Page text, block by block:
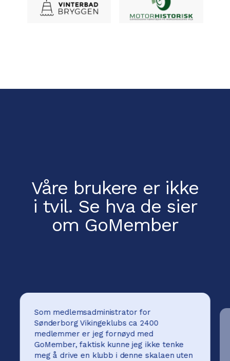
Våre brukere er ikke
i tvil. Se hva de sier
om GoMember
Som medlemsadministrator for
Sønderborg Vikingeklubs ca 2400
medlemmer er jeg fornøyd med
GoMember, faktisk kunne jeg ikke tenke
meg å drive en klubb i denne skalaen uten